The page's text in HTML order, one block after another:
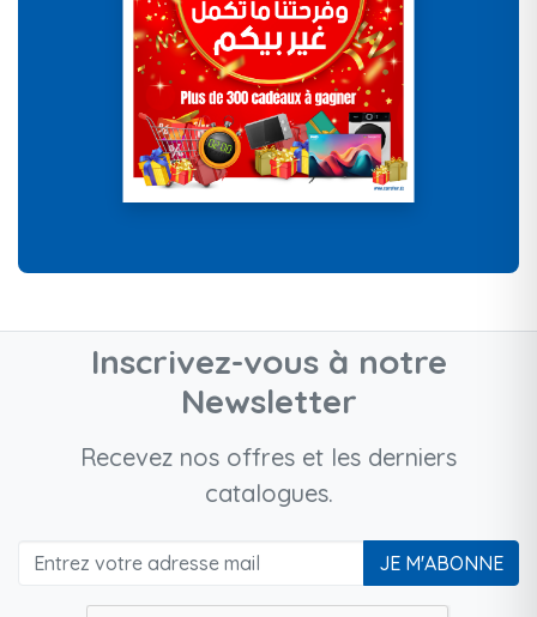
Inscrivez-vous à notre
Newsletter
Recevez nos offres et les derniers
catalogues.
JE M'ABONNE